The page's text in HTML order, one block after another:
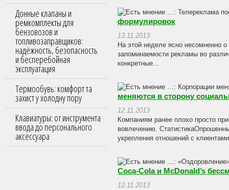
Донные клапаны и
ремкомплекты для
бензовозов и
топливозаправщиков:
надёжность, безопасность
и бесперебойная
эксплуатация
Термообувь: комфорт та
захист у холодну пору
Клавиатуры: от инструмента
ввода до персонального
аксессуара
формулировок
13.11.2013
На этой неделе ясно несомненно
запоминаемости рекламы во
конкретные...
меняются в сторону
12.11.2013
Компаниям ранее плохо просто
вовлечению.
укрепления отношений с
Coca-Cola и McDonald’s
12.11.2013